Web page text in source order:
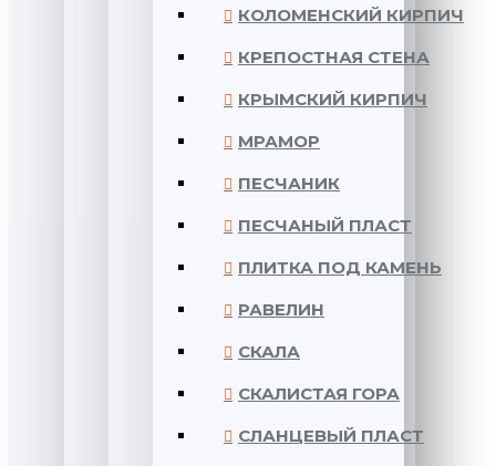
КОЛОМЕНСКИЙ КИРПИЧ
КРЕПОСТНАЯ СТЕНА
КРЫМСКИЙ КИРПИЧ
МРАМОР
ПЕСЧАНИК
ПЕСЧАНЫЙ ПЛАСТ
ПЛИТКА ПОД КАМЕНЬ
РАВЕЛИН
СКАЛА
СКАЛИСТАЯ ГОРА
СЛАНЦЕВЫЙ ПЛАСТ